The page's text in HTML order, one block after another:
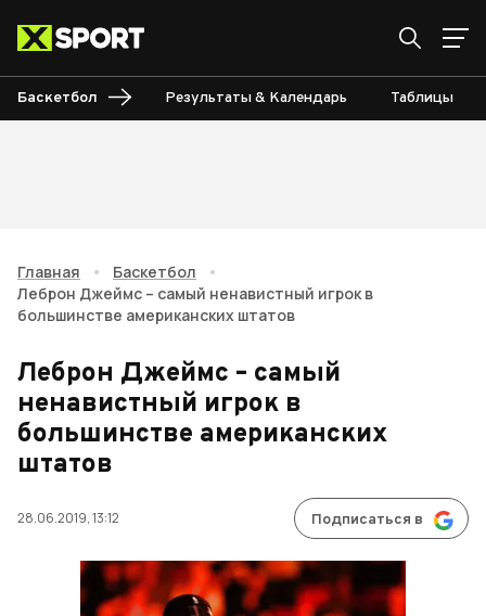
Баскетбол Результаты & Календарь Таблицы
Главная • Баскетбол
•
Леброн Джеймс – самый ненавистный игрок в
большинстве американских штатов
Леброн Джеймс – самый
ненавистный игрок в
большинстве американских
штатов
28.06.2019, 13:12 Подписаться в